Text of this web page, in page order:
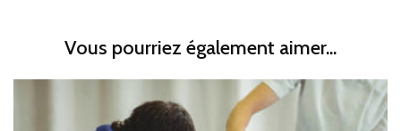
Vous pourriez également aimer...